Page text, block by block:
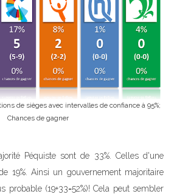
de sièges avec intervalles de confiance à 95%;
Chances de gagner
Péquiste sont de 33%. Celles d'une
19%. Ainsi un gouvernement majoritaire
probable (19+33=52%)! Cela peut sembler